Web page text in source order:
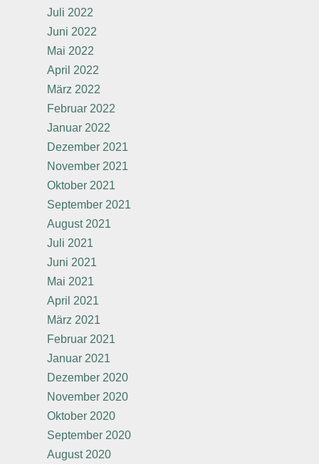
Juli 2022
Juni 2022
Mai 2022
April 2022
März 2022
Februar 2022
Januar 2022
Dezember 2021
November 2021
Oktober 2021
September 2021
August 2021
Juli 2021
Juni 2021
Mai 2021
April 2021
März 2021
Februar 2021
Januar 2021
Dezember 2020
November 2020
Oktober 2020
September 2020
August 2020